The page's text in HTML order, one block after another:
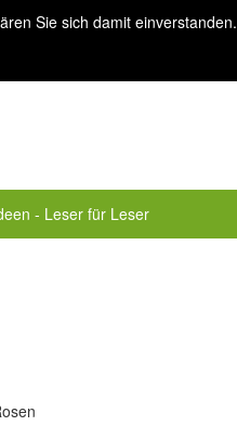
Sie sich damit einverstanden.
- Leser für Leser